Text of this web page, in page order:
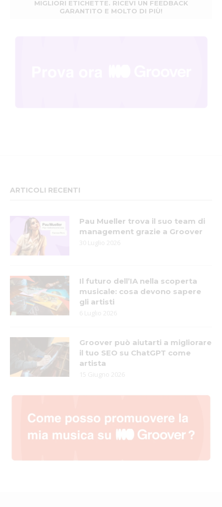
MIGLIORI ETICHETTE. RICEVI UN FEEDBACK
GARANTITO E MOLTO DI PIÙ!
ARTICOLI RECENTI
Pau Mueller trova il suo team di
management grazie a Groover
30 Luglio 2026
Il futuro dell’IA nella scoperta
musicale: cosa devono sapere
gli artisti
6 Luglio 2026
Groover può aiutarti a migliorare
il tuo SEO su ChatGPT come
artista
15 Giugno 2026